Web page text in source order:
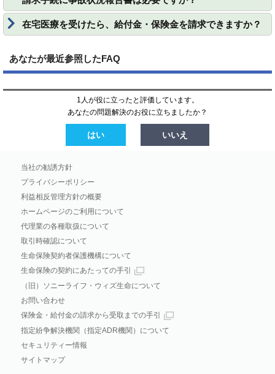
在宅医療を受けたら、給付金・保険金を請求できますか？
あなたが最近参照したFAQ
1人が役に立ったと評価しています。
あなたの問題解決のお役に立ちましたか？
はい いいえ
当社の勧誘方針
プライバシーポリシー
利益相反管理方針の概要
ホームページのご利用について
代理業の各種取扱について
取引時確認について
生命保険契約者保護機構について
生命保険の契約にあたっての手引
（旧）ソニーライフ・ウィズ生命について
お問い合わせ
保険金・給付金の請求から受取までの手引
指定紛争解決機関（指定ADR機関）について
セキュリティー情報
サイトマップ